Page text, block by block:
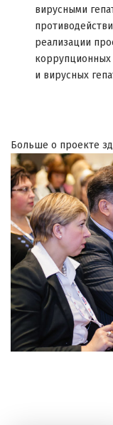
вирусными
реализации
коррупционных
и вирусных
Больше о проекте